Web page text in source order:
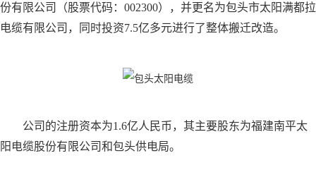
份有限公司（股票代码：002300），并更名为包头市太阳满都拉
电缆有限公司，同时投资7.5亿多元进行了整体搬迁改造。
公司的注册资本为1.6亿人民币，其主要股东为福建南平太
阳电缆股份有限公司和包头供电局。